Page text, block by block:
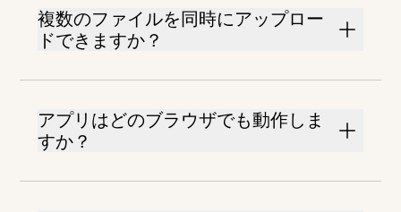
複数のファイルを同時にアップロー
ドできますか？
アプリはどのブラウザでも動作しま
すか？